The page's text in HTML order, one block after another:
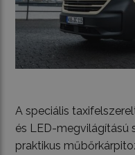
A speciális
és LED-megvilágítású
praktikus